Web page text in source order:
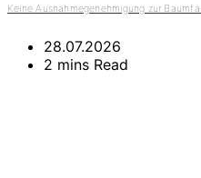
Keine Ausnahmegenehmigung zur
28.07.2026
2 mins Read